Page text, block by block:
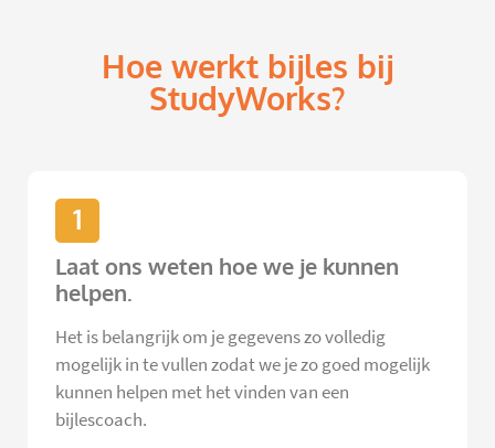
Hoe werkt bijles bij
StudyWorks?
1
Laat ons weten hoe we je kunnen
helpen.
Het is belangrijk om je gegevens zo volledig
mogelijk in te vullen zodat we je zo goed mogelijk
kunnen helpen met het vinden van een
bijlescoach.